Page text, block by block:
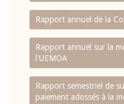
Rapport annuel de la
Rapport annuel sur la
l'UEMOA
Rapport semestriel de
paiement adossés à la